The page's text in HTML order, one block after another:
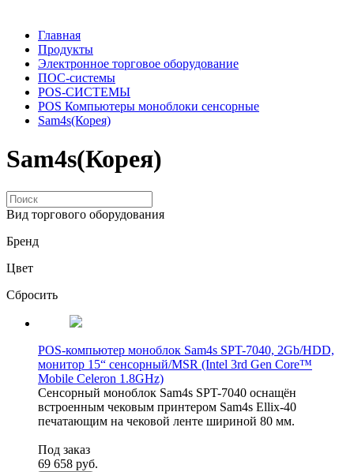
Главная
Продукты
Электронное торговое оборудование
ПОС-системы
POS-СИСТЕМЫ
POS Компьютеры моноблоки сенсорные
Sam4s(Корея)
Sam4s(Корея)
Вид торгового оборудования
Бренд
Цвет
Сбросить
POS-компьютер моноблок Sam4s SPT-7040, 2Gb/HDD,
монитор 15“ сенсорный/MSR (Intel 3rd Gen Core™
Mobile Celeron 1.8GHz)
Сенсорный моноблок Sam4s SPT-7040 оснащён
встроенным чековым принтером Sam4s Ellix-40
печатающим на чековой ленте шириной 80 мм.
Под заказ
69 658 руб.